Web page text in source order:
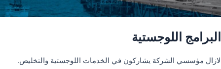
البرامج اللوجستية
لازال مؤسسي الشركة يشاركون في الخدمات اللوجستية والتخليص.